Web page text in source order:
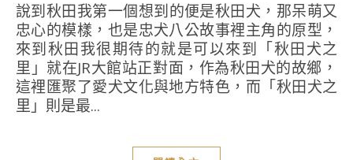
說到秋田我第一個想到的便是秋田犬，那呆萌又
忠心的模樣，也是忠犬八公故事裡主角的原型，
來到秋田我很期待的就是可以來到「秋田犬之
里」就在JR大館站正對面，作為秋田犬的故鄉，
這裡匯聚了愛犬文化與地方特色，而「秋田犬之
里」則是最...